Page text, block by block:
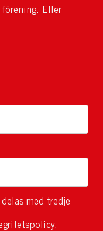
förening. Eller
med tredje
.